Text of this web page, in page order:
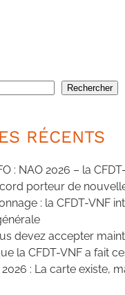
Rechercher
RÉCENTS
: NAO 2026 – la
porteur de
: la CFDT-VNF
devez accepter
la CFDT-VNF a fait
: La carte existe,